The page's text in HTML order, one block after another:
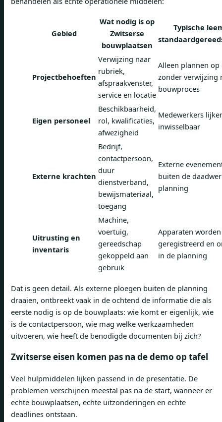
Gebied
Wat nodig is op
Zwitserse
bouwplaatsen
Typische
Projectbehoeften
Verwijzing naar
rubriek,
afspraakvenster,
service en locatie
Alleen plannen
zonder verwijzing
bouwproces
Eigen personeel
Beschikbaarheid,
rol, kwalificaties,
afwezigheid
Medewerkers
inwisselbaar
Externe krachten
Bedrijf,
contactpersoon,
duur
dienstverband,
bewijsmateriaal,
toegang
Externe
buiten de
planning
Uitrusting en
inventaris
Machine,
voertuig,
gereedschap
gekoppeld aan
gebruik
Apparaten
geregistreerd en
in de planning
Dat is geen detail. Als externe ploegen buiten de planning
draaien, ontbreekt vaak in de ochtend de informatie die als
eerste nodig is op de bouwplaats: wie komt er eigenlijk, wie
is de contactpersoon, wie mag welke werkzaamheden
uitvoeren, wie heeft de benodigde documenten bij zich?
Zwitserse eisen komen pas na de demo op tafel
Veel hulpmiddelen lijken passend in de presentatie. De
problemen verschijnen meestal pas na de start, wanneer er
echte bouwplaatsen, echte uitzonderingen en echte
deadlines ontstaan.